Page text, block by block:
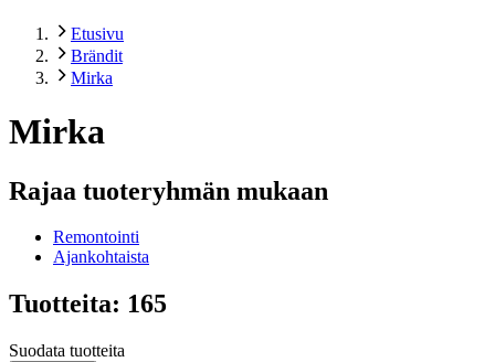
Etusivu
Brändit
Mirka
Mirka
Rajaa tuoteryhmän mukaan
Remontointi
Ajankohtaista
Tuotteita: 165
Suodata tuotteita